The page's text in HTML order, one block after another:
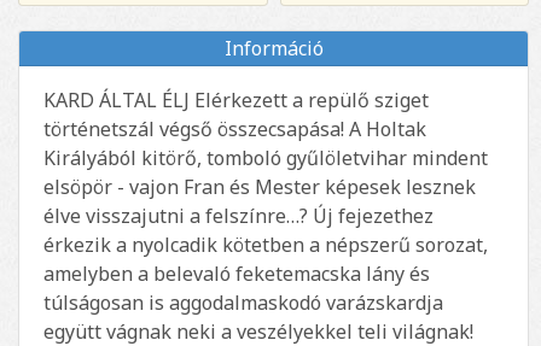
Információ
KARD ÁLTAL ÉLJ Elérkezett a repülő sziget
történetszál végső összecsapása! A Holtak
Királyából kitörő, tomboló gyűlöletvihar mindent
elsöpör - vajon Fran és Mester képesek lesznek
élve visszajutni a felszínre…? Új fejezethez
érkezik a nyolcadik kötetben a népszerű sorozat,
amelyben a belevaló feketemacska lány és
túlságosan is aggodalmaskodó varázskardja
együtt vágnak neki a veszélyekkel teli világnak!